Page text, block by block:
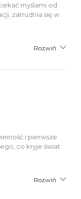
myślami od
zatrudnia się w
Rozwiń
i pierwsze
co kryje świat
Rozwiń